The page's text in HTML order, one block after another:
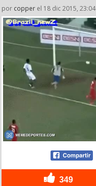
por copper el 18 dic 2015, 23:04
349